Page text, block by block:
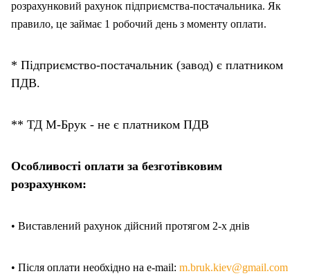
розрахунковий рахунок підприємства-постачальника. Як
правило, це займає 1 робочий день з моменту оплати.
* Підприємство-постачальник (завод) є платником
ПДВ.
** ТД М-Брук - не є платником ПДВ
Особливості оплати за безготівковим
розрахунком:
• Виставлений рахунок дійсний протягом 2-х днів
• Після оплати необхідно на e-mail: m.bruk.kiev@gmail.com